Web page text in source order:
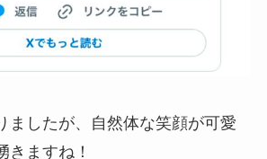
ましたが、自然体な笑顔が可愛
きますね！